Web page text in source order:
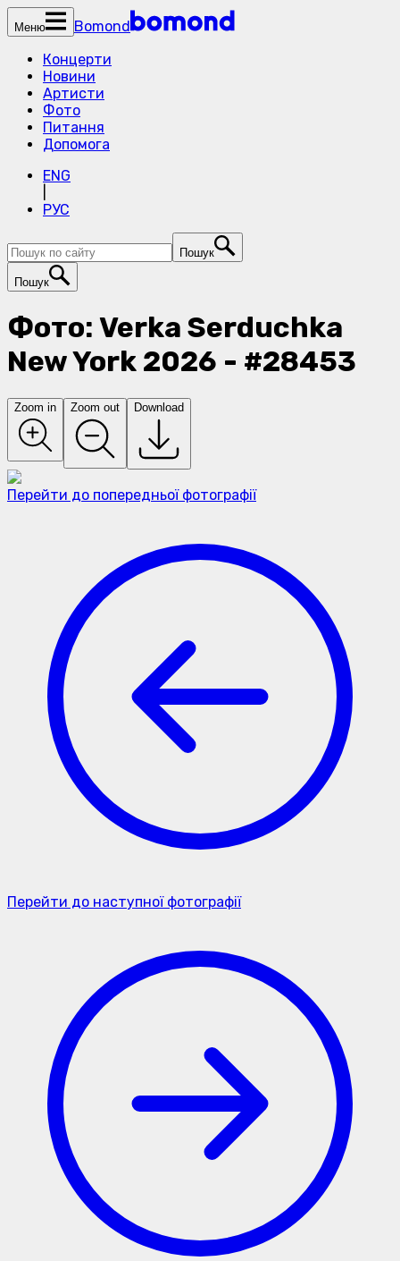
Меню
Bomond
Концерти
Новини
Артисти
Фото
Питання
Допомога
ENG
РУС
Пошук
Пошук
Фото: Verka Serduchka
New York 2026 - #28453
Zoom in Zoom out Download
Перейти до попередньої фотографії
Перейти до наступної фотографії